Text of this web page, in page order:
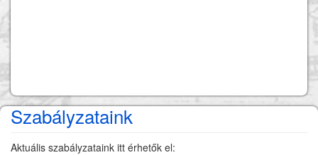
Szabályzataink
Aktuális szabályzataink itt érhetők el: